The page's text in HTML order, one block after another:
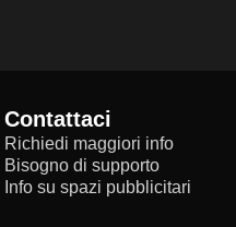
Contattaci
Richiedi maggiori info
Bisogno di supporto
Info su spazi pubblicitari